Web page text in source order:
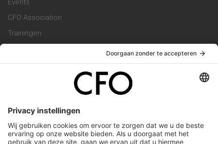
Events
CFO Association
Trainingen
Vacatures
Service & Contact
Werken bij ons
Privacy Statement
Algemene Voorwaarden